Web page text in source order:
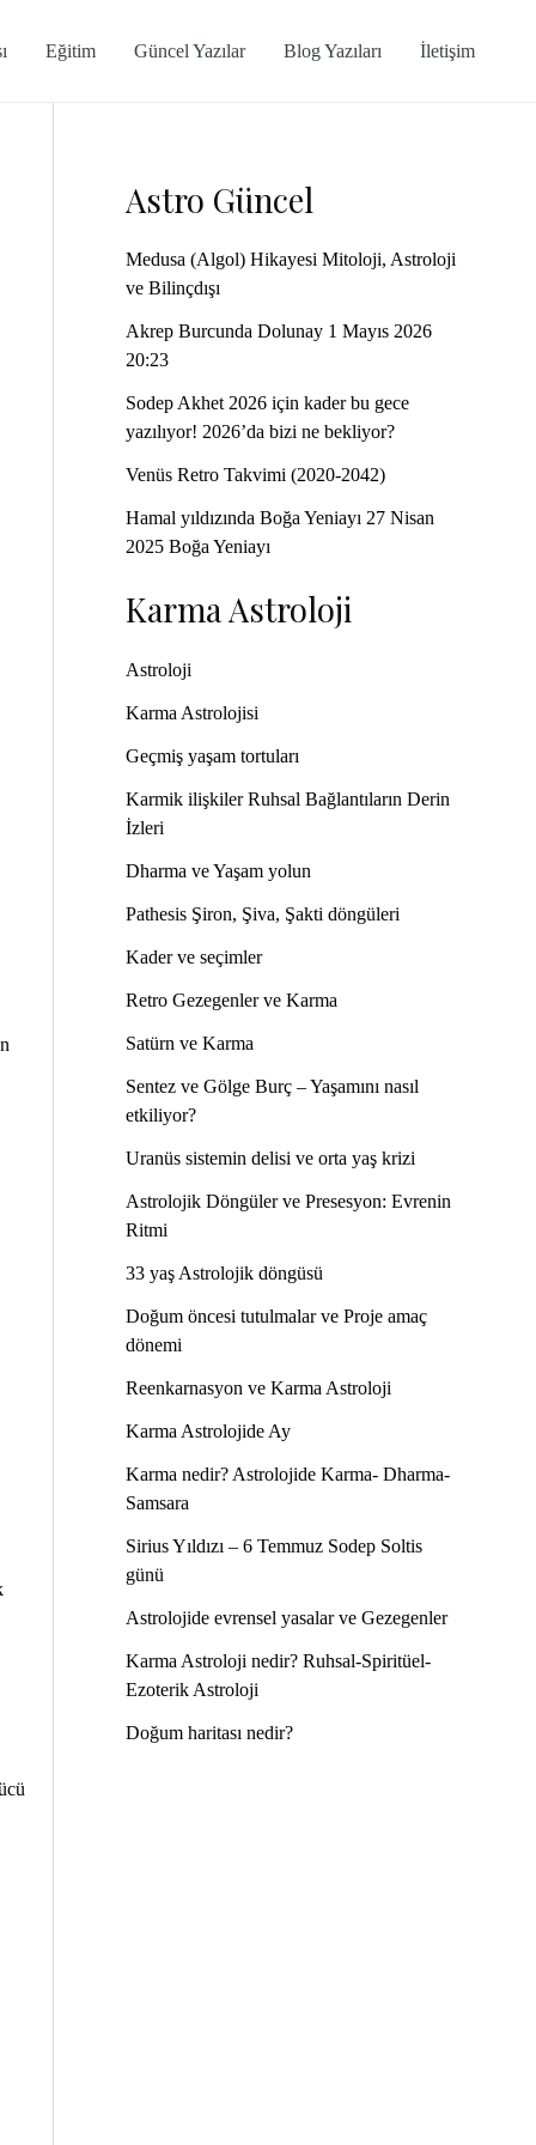
Eğitim Güncel Yazılar Blog Yazıları İletişim
Astro Güncel
Medusa (Algol) Hikayesi Mitoloji, Astroloji
ve Bilinçdışı
Akrep Burcunda Dolunay 1 Mayıs 2026
20:23
Sodep Akhet 2026 için kader bu gece
yazılıyor! 2026’da bizi ne bekliyor?
Venüs Retro Takvimi (2020-2042)
Hamal yıldızında Boğa Yeniayı 27 Nisan
2025 Boğa Yeniayı
Karma Astroloji
Astroloji
Karma Astrolojisi
Geçmiş yaşam tortuları
Karmik ilişkiler Ruhsal Bağlantıların Derin
İzleri
Dharma ve Yaşam yolun
Pathesis Şiron, Şiva, Şakti döngüleri
Kader ve seçimler
Retro Gezegenler ve Karma
Satürn ve Karma
Sentez ve Gölge Burç – Yaşamını nasıl
etkiliyor?
Uranüs sistemin delisi ve orta yaş krizi
Astrolojik Döngüler ve Presesyon: Evrenin
Ritmi
33 yaş Astrolojik döngüsü
Doğum öncesi tutulmalar ve Proje amaç
dönemi
Reenkarnasyon ve Karma Astroloji
Karma Astrolojide Ay
Karma nedir? Astrolojide Karma- Dharma-
Samsara
Sirius Yıldızı – 6 Temmuz Sodep Soltis
günü
Astrolojide evrensel yasalar ve Gezegenler
Karma Astroloji nedir? Ruhsal-Spiritüel-
Ezoterik Astroloji
Doğum haritası nedir?